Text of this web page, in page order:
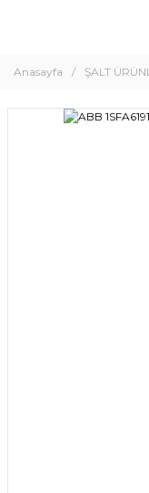
Anasayfa ŞALT